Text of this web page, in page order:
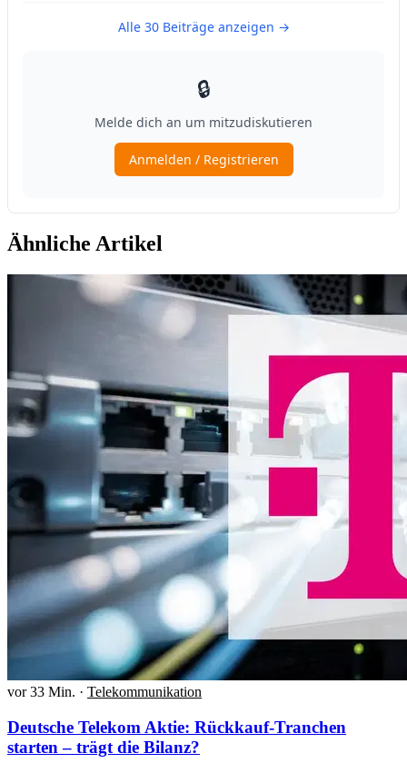
Ähnliche Artikel
vor 33 Min. · Telekommunikation
Deutsche Telekom Aktie: Rückkauf-Tranchen
starten – trägt die Bilanz?